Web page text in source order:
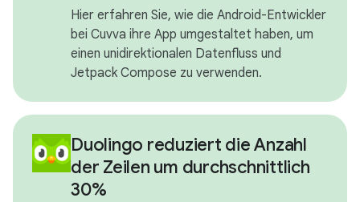
Hier erfahren Sie, wie die Android-Entwickler
bei Cuvva ihre App umgestaltet haben, um
einen unidirektionalen Datenfluss und
Jetpack Compose zu verwenden.
Duolingo reduziert die Anzahl
der Zeilen um durchschnittlich
30%